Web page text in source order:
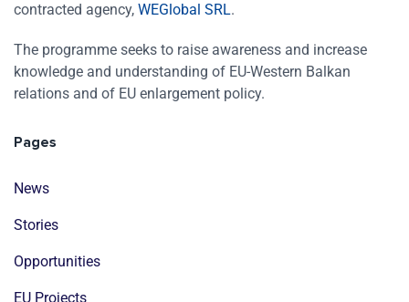
contracted agency, WEGlobal SRL.
The programme seeks to raise awareness and increase
knowledge and understanding of EU-Western Balkan
relations and of EU enlargement policy.
Pages
News
Stories
Opportunities
EU Projects